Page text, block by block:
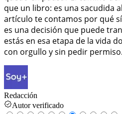
que un libro: es una sacudida
artículo te contamos por qué
es una decisión que puede
estás en esa etapa de la vida
con orgullo y sin pedir permiso.
Redacción
Autor verificado